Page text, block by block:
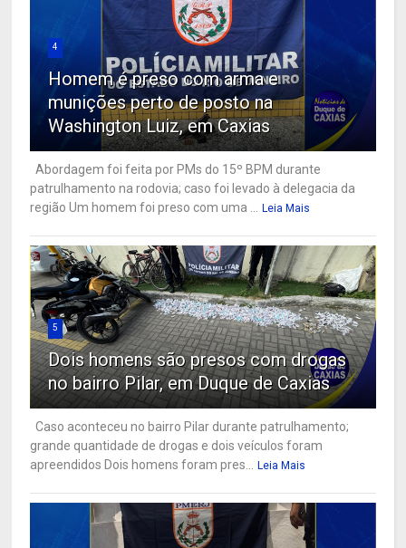
4
Homem é preso com arma e
munições perto de posto na
Washington Luiz, em Caxias
Abordagem foi feita por PMs do 15º BPM durante
patrulhamento na rodovia; caso foi levado à delegacia da
região Um homem foi preso com uma ...
Leia Mais
5
Dois homens são presos com drogas
no bairro Pilar, em Duque de Caxias
Caso aconteceu no bairro Pilar durante patrulhamento;
grande quantidade de drogas e dois veículos foram
apreendidos Dois homens foram pres...
Leia Mais